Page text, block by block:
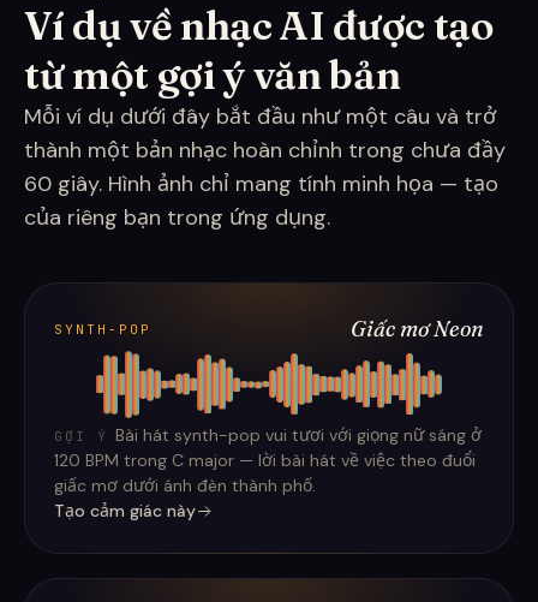
Ví dụ về nhạc AI được tạo
từ một gợi ý văn bản
Mỗi ví dụ dưới đây bắt đầu như một câu và trở
thành một bản nhạc hoàn chỉnh trong chưa đầy
60 giây. Hình ảnh chỉ mang tính minh họa — tạo
của riêng bạn trong ứng dụng.
SYNTH-POP Giấc mơ Neon
GỢI Ý
Bài hát synth-pop vui tươi với giọng nữ sáng ở
120 BPM trong C major — lời bài hát về việc theo đuổi
giấc mơ dưới ánh đèn thành phố.
Tạo cảm giác này